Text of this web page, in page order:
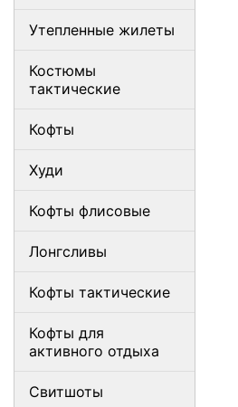
Утепленные жилеты
Костюмы
тактические
Кофты
Худи
Кофты флисовые
Лонгсливы
Кофты тактические
Кофты для
активного отдыха
Свитшоты